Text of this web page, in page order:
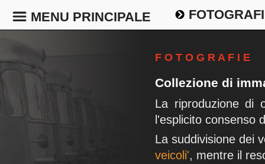
MENU PRINCIPALE
F O T O G R A F I E
Collezione di
La riproduzione di
l'esplicito consenso
La suddivisione dei
veicoli', mentre il